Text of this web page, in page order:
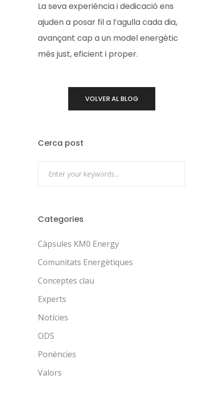
La seva experiència i dedicació ens
ajuden a posar fil a l’agulla cada dia,
avançant cap a un model energètic
més just, eficient i proper.
VOLVER AL BLOG
Cerca post
Categories
Càpsules KM0 Energy
Comunitats Energètiques
Conceptes clau
Experts
Notícies
ODS
Ponències
Valors